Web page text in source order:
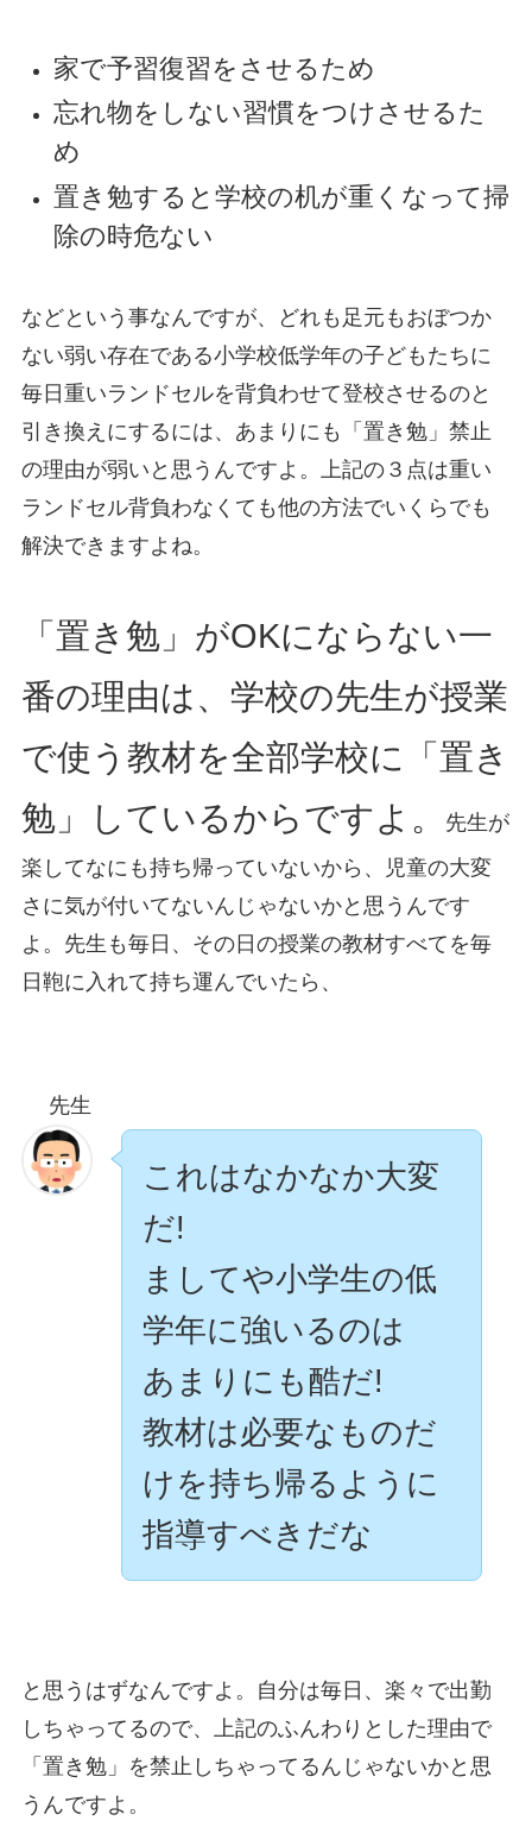
家で予習復習をさせるため
忘れ物をしない習慣をつけさせるた
め
置き勉すると学校の机が重くなって掃
除の時危ない
などという事なんですが、どれも足元もおぼつか
ない弱い存在である小学校低学年の子どもたちに
毎日重いランドセルを背負わせて登校させるのと
引き換えにするには、あまりにも「置き勉」禁止
の理由が弱いと思うんですよ。上記の３点は重い
ランドセル背負わなくても他の方法でいくらでも
解決できますよね。
「置き勉」がOKにならない一
番の理由は、学校の先生が授業
で使う教材を全部学校に「置き
勉」しているからですよ。
先生が
楽してなにも持ち帰っていないから、児童の大変
さに気が付いてないんじゃないかと思うんです
よ。先生も毎日、その日の授業の教材すべてを毎
日鞄に入れて持ち運んでいたら、
先生
これはなかなか大変
だ!
ましてや小学生の低
学年に強いるのは
あまりにも酷だ!
教材は必要なものだ
けを持ち帰るように
指導すべきだな
と思うはずなんですよ。自分は毎日、楽々で出勤
しちゃってるので、上記のふんわりとした理由で
「置き勉」を禁止しちゃってるんじゃないかと思
うんですよ。